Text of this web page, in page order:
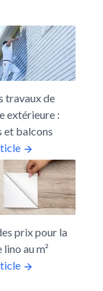
travaux de
extérieure :
et balcons
prix pour la
lino au m²